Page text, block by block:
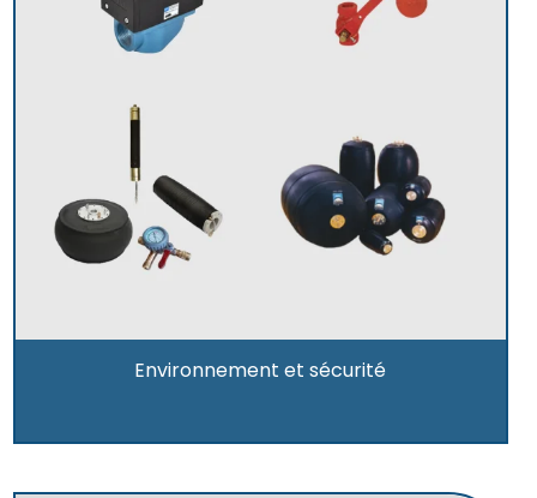
Environnement et sécurité